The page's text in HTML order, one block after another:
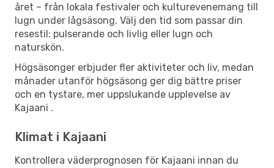
året – från lokala festivaler och kulturevenemang till
lugn under lågsäsong. Välj den tid som passar din
resestil: pulserande och livlig eller lugn och
naturskön.
Högsäsonger erbjuder fler aktiviteter och liv, medan
månader utanför högsäsong ger dig bättre priser
och en tystare, mer uppslukande upplevelse av
Kajaani .
Klimat i Kajaani
Kontrollera väderprognosen för Kajaani innan du